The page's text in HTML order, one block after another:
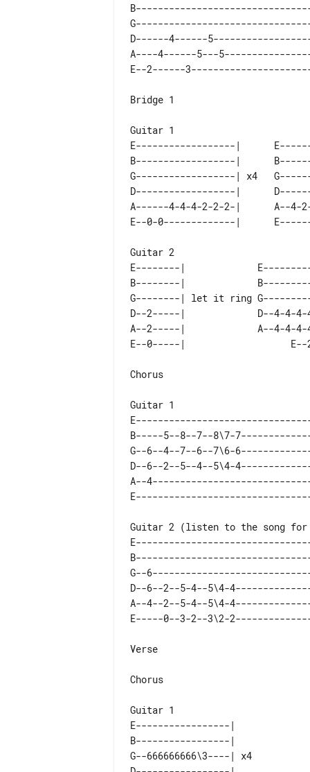
D------4------
A----4------5---
Bridge 1
E------------------|
B------------------|
G------------------| x4
D------------------|
A------4-4-4-2-2-2-|      A--
E--------|
B--------|
G--------| let it ring
D--2-----|
A--2-----|
Chorus
B-----5--8--7--8\7-
G--6--4--7--6--7\6-
D--6--2--5--4--5\4-
A--
G--
D--6--2--5-4--5\4-
A--4--2--5-4--5\4-
Verse
Chorus
E-----------------|
B-----------------|
G--666666666\3----| x4